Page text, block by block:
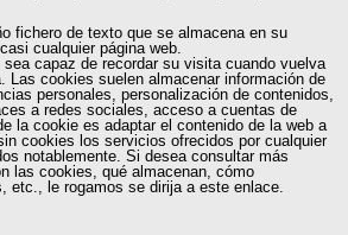
Central
fichero de texto que se almacena en su
cualquier página web.
capaz de recordar su visita cuando vuelva
Las cookies suelen almacenar información de
personales, personalización de contenidos,
a redes sociales, acceso a cuentas de
la cookie es adaptar el contenido de la web a
cookies los servicios ofrecidos por cualquier
notablemente. Si desea consultar más
las cookies, qué almacenan, cómo
etc., le rogamos se dirija a este enlace.